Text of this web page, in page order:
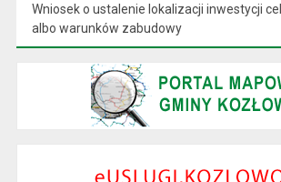
Wniosek o ustalenie lokalizacji inwestycji
albo warunków zabudowy